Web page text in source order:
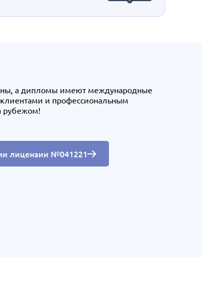
а дипломы имеют международные
и профессиональным
рубежом!
лицензии №041221